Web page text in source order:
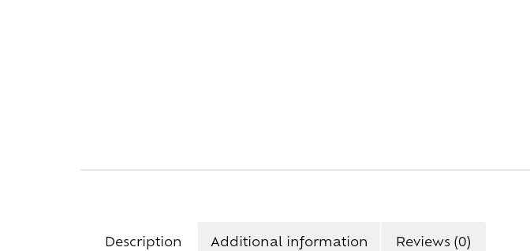
Description Additional information Reviews (0)